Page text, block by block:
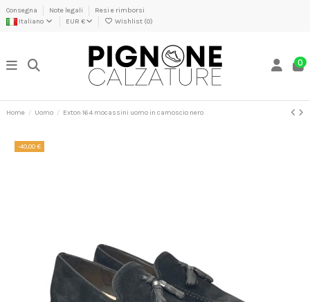
Consegna Note legali
Resi e rimborsi
Italiano
EUR € Wishlist (0)
0
Home Uomo Exton 164 mocassini uomo in camoscio nero
-40,00 €